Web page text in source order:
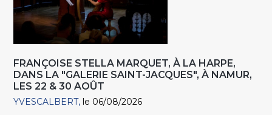
FRANÇOISE STELLA MARQUET, À LA HARPE,
DANS LA "GALERIE SAINT-JACQUES", À NAMUR,
LES 22 & 30 AOÛT
YVESCALBERT le 06/08/2026